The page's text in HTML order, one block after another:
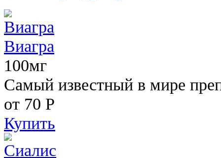
Виагра
100мг
Самый известный в мире
от 70 Р
Купить